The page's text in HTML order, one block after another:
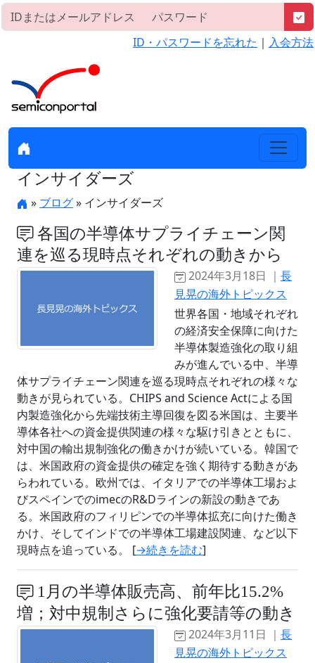
ID・パスワードを忘れた ｜ 入会方法
インサイダーズ
» ブログ» インサイダーズ
各国の半導体サプライチェーン関
連を巡る現時点それぞれの動きから
2024年3月18日 ｜ 長
見晃の海外トピックス
世界各国・地域それぞれ
の経済安全保障に向けた
半導体製造強化の取り組
みが進んでいる中、半導
体サプライチェーン関連を巡る現時点それぞれの様々な
動きが見られている。CHIPS and Science Actによる国
内製造強化から先端技術主導回復を図る米国は、主要半
導体各社への資金提供関連の様々な駆け引きとともに、
対中国の輸出規制強化の働きかけが続いている。韓国で
は、米国政府の資金提供の確定を強く期待する動きがあ
らわれている。欧州では、イタリアでの半導体工場およ
びスペインでのimecのR&Dラインの新設の動きであ
る。米国政府のフィリピンでの半導体拡充に向けた働き
かけ、そしてインドでの半導体工場建設関連、など以下
現時点を追っている。 [→続きを読む]
1月の半導体販売高、前年比15.2%
増；対中規制さらに強化要請等の動き
2024年3月11日 ｜ 長
見晃の海外トピックス